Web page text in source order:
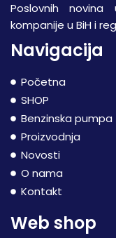
Poslovnih novina
kompanije u BiH i
Navigacija
Početna
SHOP
Benzinska pumpa
Proizvodnja
Novosti
O nama
Kontakt
Web shop